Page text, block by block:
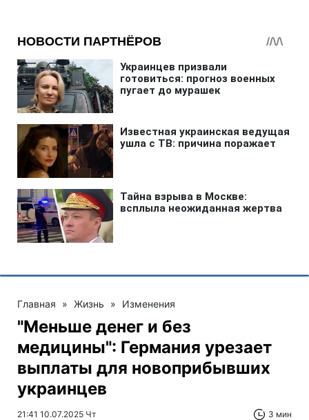
Главная » Жизнь » Изменения
"Меньше денег и без
медицины": Германия урезает
выплаты для новоприбывших
украинцев
21:41 10.07.2025 Чт 3 мин